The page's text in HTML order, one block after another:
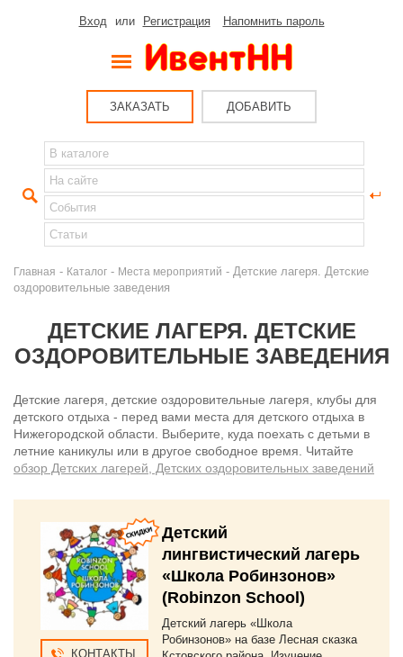
Вход или Регистрация Напомнить пароль
ЗАКАЗАТЬ ДОБАВИТЬ
Главная - Каталог - Места мероприятий - Детские лагеря. Детские
оздоровительные заведения
ДЕТСКИЕ ЛАГЕРЯ. ДЕТСКИЕ
ОЗДОРОВИТЕЛЬНЫЕ ЗАВЕДЕНИЯ
Детские лагеря, детские оздоровительные лагеря, клубы для
детского отдыха - перед вами места для детского отдыха в
Нижегородской области. Выберите, куда поехать с детьми в
летние каникулы или в другое свободное время. Читайте
обзор Детских лагерей, Детских оздоровительных заведений
КОНТАКТЫ
Детский
лингвистический лагерь
«Школа Робинзонов»
(Robinzon School)
Детский лагерь «Школа
Робинзонов» на базе Лесная сказка